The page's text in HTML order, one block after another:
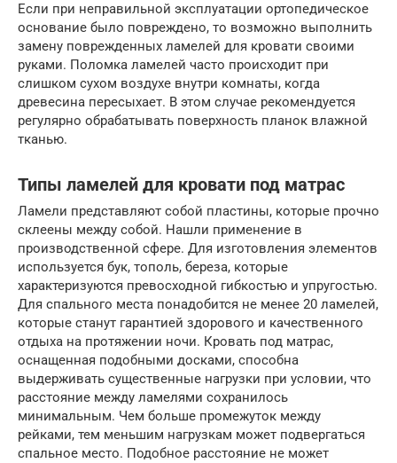
Если при неправильной эксплуатации ортопедическое
основание было повреждено, то возможно выполнить
замену поврежденных ламелей для кровати своими
руками. Поломка ламелей часто происходит при
слишком сухом воздухе внутри комнаты, когда
древесина пересыхает. В этом случае рекомендуется
регулярно обрабатывать поверхность планок влажной
тканью.
Типы ламелей для кровати под матрас
Ламели представляют собой пластины, которые прочно
склеены между собой. Нашли применение в
производственной сфере. Для изготовления элементов
используется бук, тополь, береза, которые
характеризуются превосходной гибкостью и упругостью.
Для спального места понадобится не менее 20 ламелей,
которые станут гарантией здорового и качественного
отдыха на протяжении ночи. Кровать под матрас,
оснащенная подобными досками, способна
выдерживать существенные нагрузки при условии, что
расстояние между ламелями сохранилось
минимальным. Чем больше промежуток между
рейками, тем меньшим нагрузкам может подвергаться
спальное место. Подобное расстояние не может